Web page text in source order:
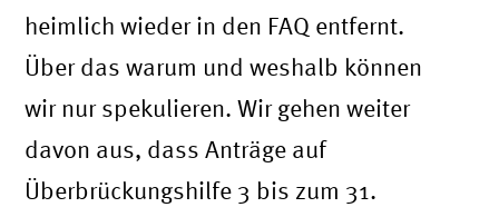
heimlich wieder in den FAQ entfernt.
Über das warum und weshalb können
wir nur spekulieren. Wir gehen weiter
davon aus, dass Anträge auf
Überbrückungshilfe 3 bis zum 31.